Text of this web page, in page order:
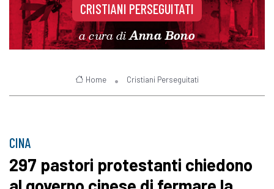
CRISTIANI PERSEGUITATI
a cura diAnna Bono
Home Cristiani Perseguitati
CINA
297 pastori protestanti chiedono